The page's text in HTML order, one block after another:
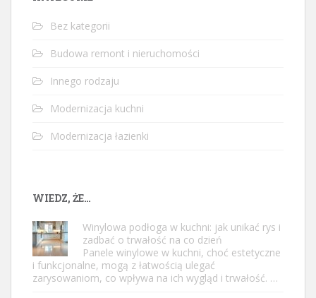
Bez kategorii
Budowa remont i nieruchomości
Innego rodzaju
Modernizacja kuchni
Modernizacja łazienki
WIEDZ, ŻE…
Winylowa podłoga w kuchni: jak unikać rys i
zadbać o trwałość na co dzień
Panele winylowe w kuchni, choć estetyczne
i funkcjonalne, mogą z łatwością ulegać
zarysowaniom, co wpływa na ich wygląd i trwałość. …